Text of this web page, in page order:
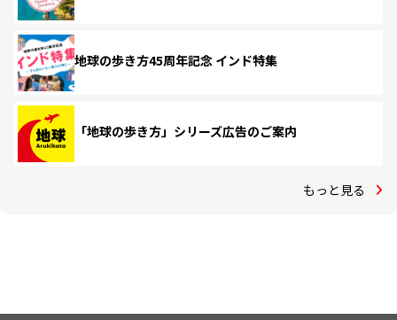
地球の歩き方45周年記念 インド特集
「地球の歩き方」シリーズ広告のご案内
もっと見る